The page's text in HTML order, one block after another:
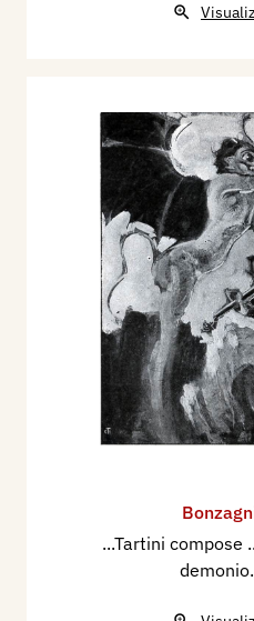
...Tartini compose